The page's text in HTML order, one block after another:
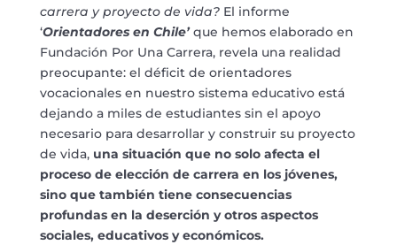
carrera y proyecto de vida?El informe
‘Orientadores en Chile’que hemos elaborado en
Fundación Por Una Carrera, revela una realidad
preocupante: el déficit de orientadores
vocacionales en nuestro sistema educativo está
dejando a miles de estudiantes sin el apoyo
necesario para desarrollar y construir su proyecto
de vida, una situación que no solo afecta el
proceso de elección de carrera en los jóvenes,
sino que también tiene consecuencias
profundas en la deserción y otros aspectos
sociales, educativos y económicos.